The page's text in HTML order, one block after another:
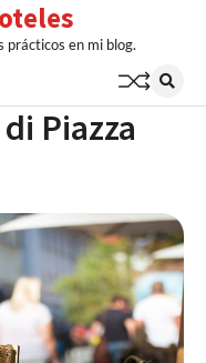
prácticos en mi blog.
Piazza